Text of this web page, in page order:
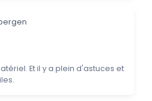
Et il y a plein d'astuces et